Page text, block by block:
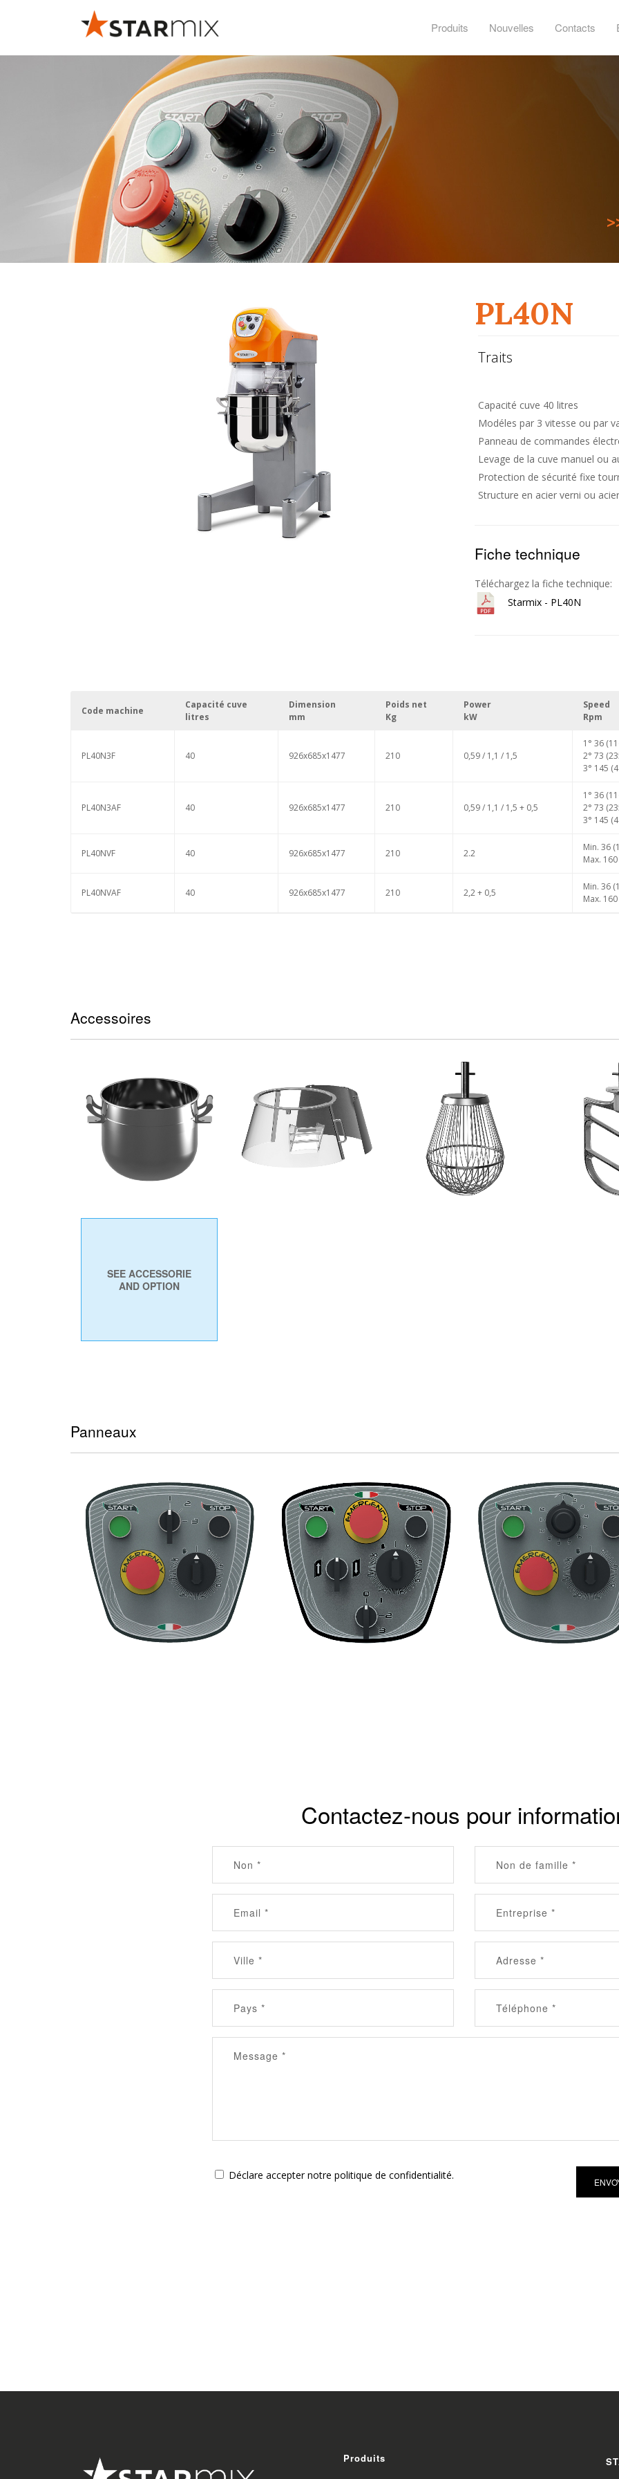
Produits Nouvelles Contacts
PL40N
Traits
Capacité cuve 40 litres
Modéles par 3 vitesse ou par
Panneau de commandes
Levage de la cuve manuel ou
Protection de sécurité fixe
Structure en acier verni ou
Fiche technique
Téléchargez la fiche technique:
Starmix - PL40N
Code machine
Capacité cuve
litres
Dimension
mm
Poids net
Kg
Power
kW
Speed
Rpm
PL40N3F 40 926x685x1477 210 0,59 / 1,1 / 1,5
1° 36
2° 73
3° 145
PL40N3AF 40 926x685x1477 210 0,59 / 1,1 / 1,5 + 0,5
1° 36
2° 73
3° 145
PL40NVF 40 926x685x1477 210 2.2
Min. 36
Max.
PL40NVAF 40 926x685x1477 210 2,2 + 0,5
Min. 36
Max.
Accessoires
PROTEZIONE FISSA
GIREVOLE IN PLASTICA F FRUSTA A FILI FINI SPATOLA
SEE ACCESSORIE
AND OPTION
Panneaux
Contactez-nous pour
Déclare accepter notre politique de confidentialité.
Produits